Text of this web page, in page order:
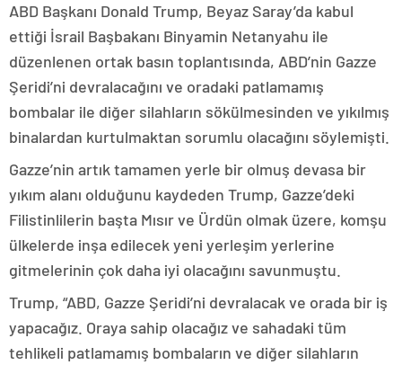
ABD Başkanı Donald Trump, Beyaz Saray’da kabul
ettiği İsrail Başbakanı Binyamin Netanyahu ile
düzenlenen ortak basın toplantısında, ABD’nin Gazze
Şeridi’ni devralacağını ve oradaki patlamamış
bombalar ile diğer silahların sökülmesinden ve yıkılmış
binalardan kurtulmaktan sorumlu olacağını söylemişti.
Gazze’nin artık tamamen yerle bir olmuş devasa bir
yıkım alanı olduğunu kaydeden Trump, Gazze’deki
Filistinlilerin başta Mısır ve Ürdün olmak üzere, komşu
ülkelerde inşa edilecek yeni yerleşim yerlerine
gitmelerinin çok daha iyi olacağını savunmuştu.
Trump, “ABD, Gazze Şeridi’ni devralacak ve orada bir iş
yapacağız. Oraya sahip olacağız ve sahadaki tüm
tehlikeli patlamamış bombaların ve diğer silahların